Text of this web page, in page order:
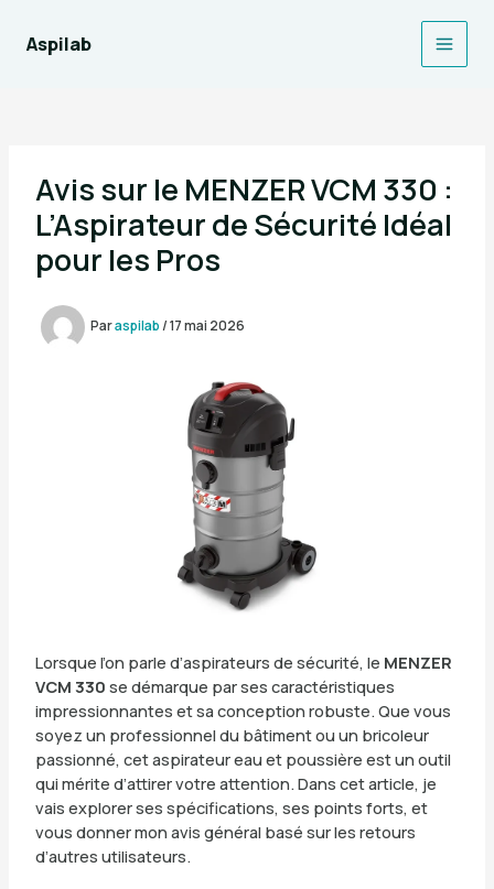
contenu
Aspilab
Main
Avis sur le MENZER VCM 330 :
L’Aspirateur de Sécurité Idéal
pour les Pros
Paraspilab/17 mai 2026
Lorsque l’on parle d’aspirateurs de sécurité, le MENZER
VCM 330 se démarque par ses caractéristiques
impressionnantes et sa conception robuste. Que vous
soyez un professionnel du bâtiment ou un bricoleur
passionné, cet aspirateur eau et poussière est un outil
qui mérite d’attirer votre attention. Dans cet article, je
vais explorer ses spécifications, ses points forts, et
vous donner mon avis général basé sur les retours
d’autres utilisateurs.